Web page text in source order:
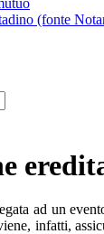
(fonte
ad un
infatti,